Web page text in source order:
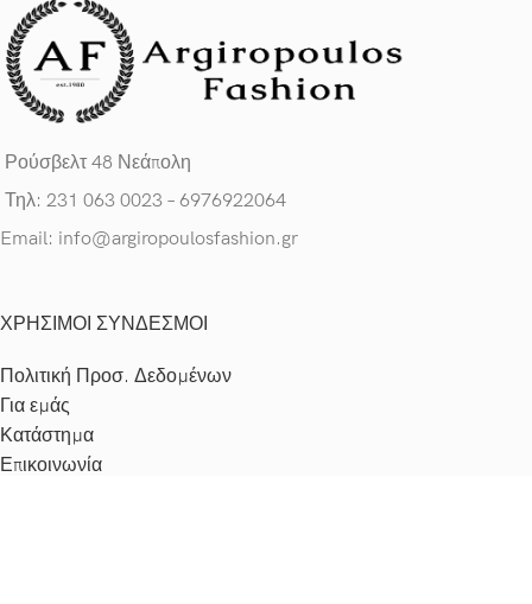
Ρούσβελτ 48 Νεάπολη
Τηλ: 231 063 0023 – 6976922064
Email: info@argiropoulosfashion.gr
ΧΡΗΣΙΜΟΙ ΣΥΝΔΕΣΜΟΙ
Πολιτική Προσ. Δεδομένων
Για εμάς
Κατάστημα
Επικοινωνία